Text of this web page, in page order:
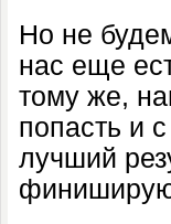
Но не
нас еще
тому же,
попасть и
лучший